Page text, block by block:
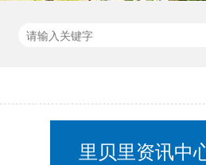
里贝里资讯中